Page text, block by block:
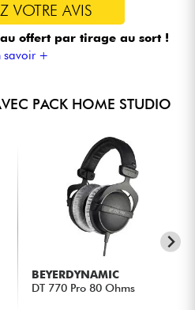
VOTRE AVIS
offert par tirage au sort !
savoir +
PACK HOME STUDIO
BEYERDYNAMIC
DT 770 Pro 80 Ohms